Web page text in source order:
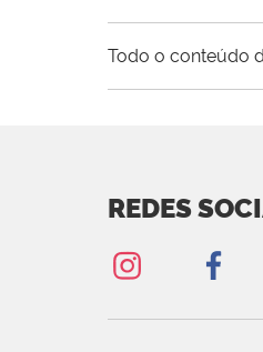
Todo o conteúdo
REDES